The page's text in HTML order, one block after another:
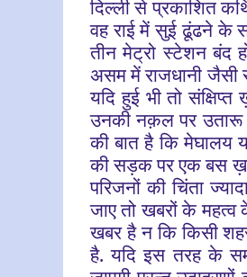
दिल्ली से प्रकाशित
वह राई में सुई ढूंढने के
तीन मेट्रो स्टेशन बंद
असम में राजधानी जैसी
यदि हुई भी तो
उनकी नक़ल पर उतारू
की बात है कि मेघालय
की सड़क पर एक बस
परिजनों की चिंता
जाए तो खबरों के महत्व
खबर है न कि किसी
है. यदि इस तरह के